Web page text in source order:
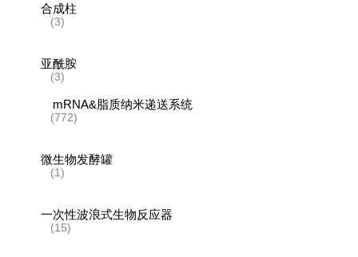
合成柱
(3)
亚酰胺
(3)
mRNA&脂质纳米递送系统
(772)
微生物发酵罐
(1)
一次性波浪式生物反应器
(15)